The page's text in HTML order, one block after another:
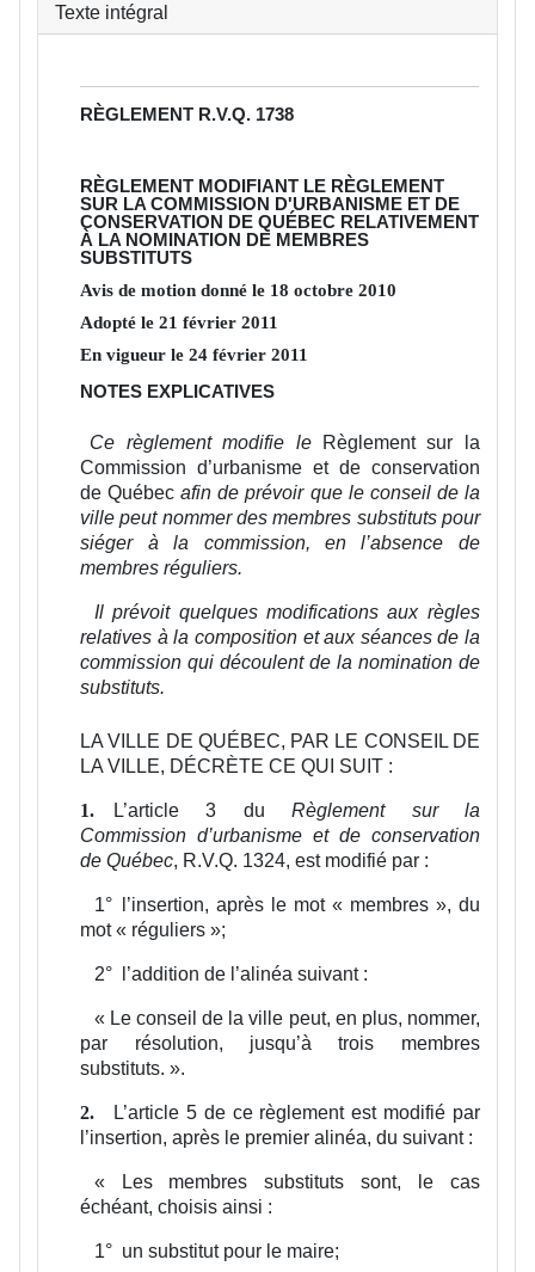
Texte intégral
RÈGLEMENT R.V.Q. 1738
RÈGLEMENT MODIFIANT LE RÈGLEMENT
SUR LA COMMISSION D'URBANISME ET DE
CONSERVATION DE QUÉBEC RELATIVEMENT
À LA NOMINATION DE MEMBRES
SUBSTITUTS
Avis de motion donné le 18octobre2010
Adopté le21février2011
En vigueur le24février2011
NOTES EXPLICATIVES
Ce règlement modifie le
Règlement sur la
Commission d’urbanisme et de conservation
de Québec afin de prévoir que le conseil de la
ville peut nommer des membres substituts pour
siéger à la commission, en l’absence de
membres réguliers.
Il prévoit quelques modifications aux règles
relatives à la composition et aux séances de la
commission qui découlent de la nomination de
substituts.
LA VILLE DE QUÉBEC, PAR LE CONSEIL DE
LA VILLE, DÉCRÈTE CE QUI SUIT :
1. L’article 3 duRèglement sur la
Commission d’urbanisme et de conservation
de Québec, R.V.Q. 1324, est modifié par :
1°
l’insertion, après le mot « membres », du
mot « réguliers »;
2° l’addition de l’alinéa suivant :
« Le conseil de la ville peut, en plus, nommer,
par résolution, jusqu’à trois membres
substituts. ».
2.
L’article 5 de ce règlement est modifié par
l’insertion, après le premier alinéa, du suivant :
«
Les membres substituts sont, le cas
échéant, choisis ainsi :
1° un substitut pour le maire;